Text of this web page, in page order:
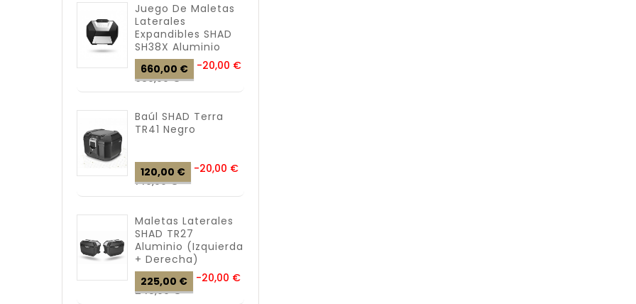
Juego De Maletas
Laterales
Expandibles SHAD
SH38X Aluminio
660,00 €
Precio
-20,00 €
680,00 €Precio
Baúl SHAD Terra
TR41 Negro
120,00 €
Precio
-20,00 €
140,00 €Precio
Maletas Laterales
SHAD TR27
Aluminio (izquierda
+ Derecha)
225,00 €
Precio
-20,00 €
245,00 €Precio